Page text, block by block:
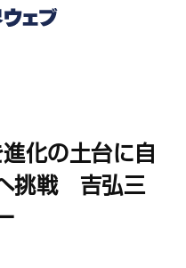
化の土台に自
挑戦 吉弘三